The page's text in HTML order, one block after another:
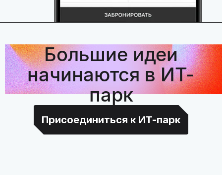
Большие идеи
начинаются в ИТ-
парк
Присоединиться к ИТ-парк